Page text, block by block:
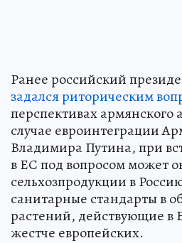
Ранее российский
задался риторическим
перспективах армянского
случае евроинтеграции
Владимира Путина, при
в ЕС под вопросом может
сельхозпродукции в
санитарные стандарты в
растений, действующие в
жестче европейских.